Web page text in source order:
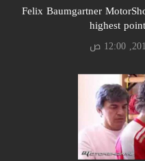
Felix Baumgartner
highest